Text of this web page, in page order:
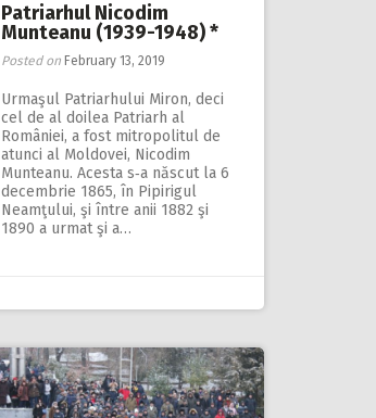
Patriarhul Nicodim
Munteanu (1939-1948) *
Posted on February 13, 2019
Urmaşul Patriarhului Miron, deci
cel de al doilea Patriarh al
României, a fost mitropolitul de
atunci al Moldovei, Nicodim
Munteanu. Acesta s‑a născut la 6
decembrie 1865, în Pipirigul
Neamţului, şi între anii 1882 şi
1890 a urmat şi a…